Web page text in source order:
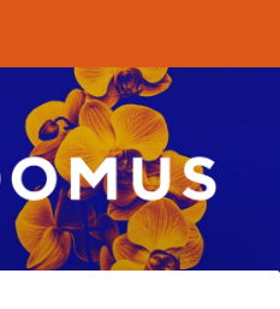
Kokoomuksen